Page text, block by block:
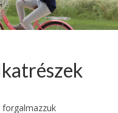
forgalmazzuk